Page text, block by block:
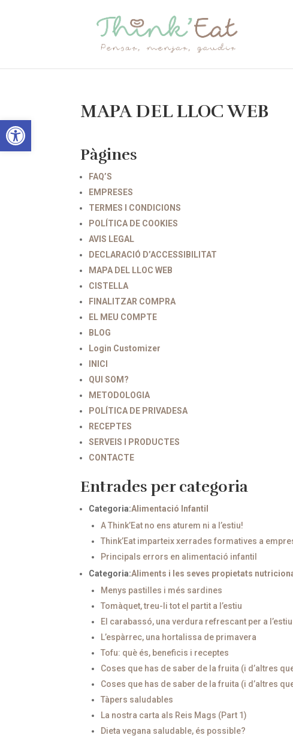
Obre la barra d'eines
MAPA DEL LLOC WEB
Pàgines
FAQ’S
EMPRESES
TERMES I CONDICIONS
POLÍTICA DE COOKIES
AVIS LEGAL
DECLARACIÓ D’ACCESSIBILITAT
MAPA DEL LLOC WEB
CISTELLA
FINALITZAR COMPRA
EL MEU COMPTE
BLOG
Login Customizer
INICI
QUI SOM?
METODOLOGIA
POLÍTICA DE PRIVADESA
RECEPTES
SERVEIS I PRODUCTES
CONTACTE
Entrades per categoria
Categoria:Alimentació Infantil
A Think’Eat no ens aturem ni a l’estiu!
Think’Eat imparteix xerrades formatives a
Principals errors en alimentació infantil
Categoria:Aliments i les seves propietats
Menys pastilles i més sardines
Tomàquet, treu-li tot el partit a l’estiu
El carabassó, una verdura refrescant per a l’estiu
L’espàrrec, una hortalissa de primavera
Tofu: què és, beneficis i receptes
Coses que has de saber de la fruita (i d’altres
Coses que has de saber de la fruita (i d’altres
Tàpers saludables
La nostra carta als Reis Mags (Part 1)
Dieta vegana saludable, és possible?